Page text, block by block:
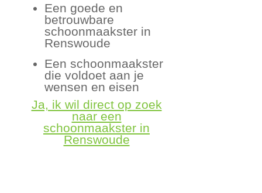
Een goede en
betrouwbare
schoonmaakster in
Renswoude
Een schoonmaakster
die voldoet aan je
wensen en eisen
Ja, ik wil direct op zoek
naar een
schoonmaakster in
Renswoude